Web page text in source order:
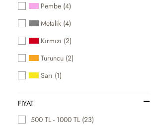
Pembe (4)
Metalik (4)
Kırmızı (2)
Turuncu (2)
Sarı (1)
FIYAT
500 TL - 1000 TL (23)